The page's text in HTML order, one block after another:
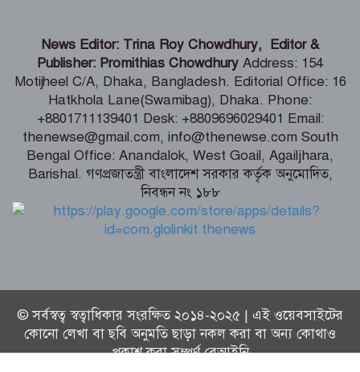
ভারতীয় হাইক‌মিশনা‌রের স‌ঙ্গে আইএবিডির
প্রতি‌নি‌ধিদ‌লের সাক্ষাৎ
গ্যাস-বিদ্যুৎ সংকটের জবাব চেয়ে
প্রধানমন্ত্রীর কাছে স্মারকলিপি ১১ দলের
পররাষ্ট্রমন্ত্রীর কা‌ছে ইউএনডিপির আবাসিক
প্রতিনিধির পরিচয়পত্র পেশ
News Editor: Trina Roy Chowdhury, Editor &
Publisher: Promithias Chowdhury Address: 154
Motijheel C/A, Dhaka, Bangladesh. Editorial Office: 16
Hatkhola Lane(Swamibag), Dhaka. Phone:
+8801711139401 Desk: +8809696029401 Email:
thenewse@gmail.com, info@thenewse.com South
Bengal Office: Anandalok, West Goail, Agailjhara,
Barishal. গণপ্রজাতন্ত্রী বাংলাদেশ সরকার কর্তৃক অনুমোদিত,
নিবন্ধন নং ১৮৮
© সর্বস্বত্ব স্বত্বাধিকার সংরক্ষিত ২০১৪-২০২৫ | এই ওয়েবসাইটের
কোনো লেখা বা ছবি অনুমতি ছাড়া নকল করা বা অন্য কোথাও
প্রকাশ করা সম্পূর্ণ বেআইনি